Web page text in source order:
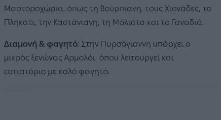
Μαστοροχώρια, όπως τη Βούρπιανη, τους Χιονάδες, το
Πληκάτι, την Καστάνιανη, τη Μόλιστα και το Γαναδιό.
Διαμονή & φαγητό: Στην Πυρσόγιαννη υπάρχει ο
μικρός ξενώνας Αρμολόι, όπου λειτουργεί και
εστιατόριο με καλό φαγητό.